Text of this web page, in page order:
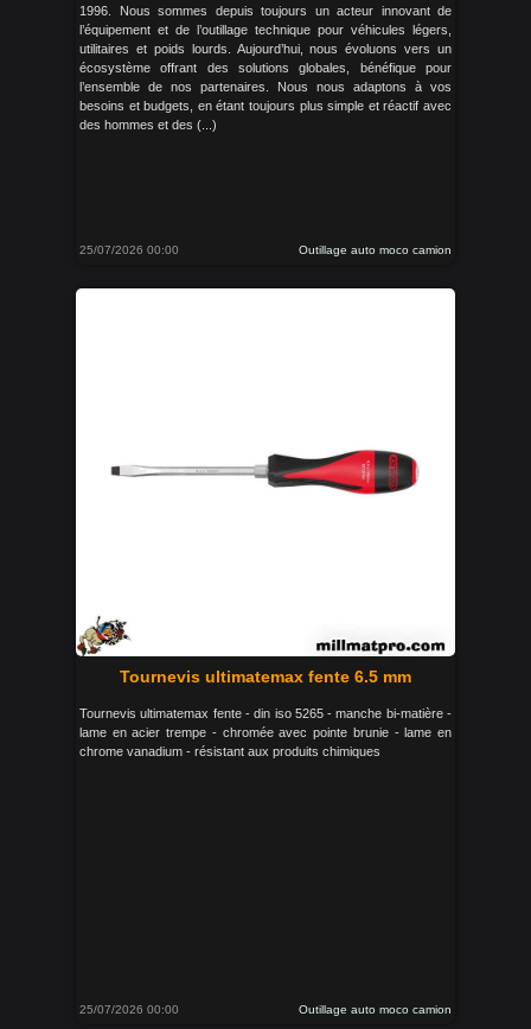
1996. Nous sommes depuis toujours un acteur innovant de
l’équipement et de l’outillage technique pour véhicules légers,
utilitaires et poids lourds. Aujourd’hui, nous évoluons vers un
écosystème offrant des solutions globales, bénéfique pour
l’ensemble de nos partenaires. Nous nous adaptons à vos
besoins et budgets, en étant toujours plus simple et réactif avec
des hommes et des (...)
25/07/2026 00:00 Outillage auto moco camion
Tournevis ultimatemax fente 6.5 mm
Tournevis ultimatemax fente - din iso 5265 - manche bi-matière -
lame en acier trempe - chromée avec pointe brunie - lame en
chrome vanadium - résistant aux produits chimiques
25/07/2026 00:00 Outillage auto moco camion